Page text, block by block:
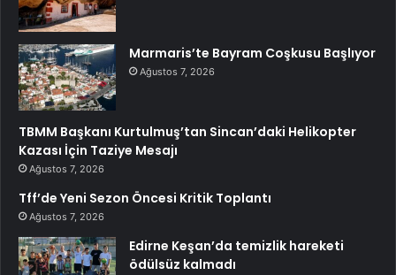
Marmaris’te Bayram Coşkusu Başlıyor
Ağustos 7, 2026
TBMM Başkanı Kurtulmuş’tan Sincan’daki Helikopter
Kazası İçin Taziye Mesajı
Ağustos 7, 2026
Tff’de Yeni Sezon Öncesi Kritik Toplantı
Ağustos 7, 2026
Edirne Keşan’da temizlik hareketi
ödülsüz kalmadı